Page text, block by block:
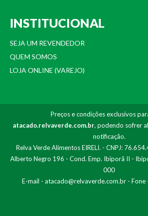
INSTITUCIONAL
SEJA UM REVENDEDOR
QUEM SOMOS
LOJA ONLINE (VAREJO)
Preços e condições exclusivos
atacado.relvaverde.com.br, podendo sofrer
notificação.
Relva Verde Alimentos EIRELI. - CNPJ:
Alberto Negro 196 - Cond. Emp. Ibiporã II -
000
E-mail - atacado@relvaverde.com.br- Fone